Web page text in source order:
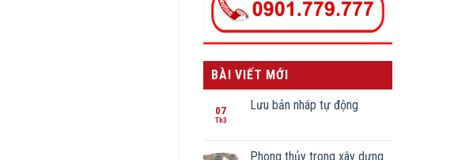
BÀI VIẾT MỚI
07
Th3
Lưu bản nháp tự động
Phong thủy trong xây dựng